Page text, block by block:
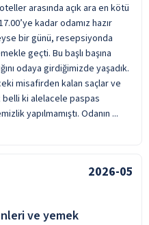
arasında açık ara en kötü
kadar odamız hazır
bir günü, resepsiyonda
geçti. Bu başlı başına
odaya girdiğimizde yaşadık.
misafirden kalan saçlar ve
belli ki alelacele paspas
yapılmamıştı. Odanın ...
2026-05
ve yemek